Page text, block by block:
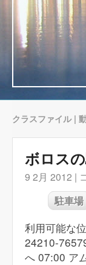
クラスファイル |
ボロス
9 2月 2012 |
駐車場
利用可能な
24210-
へ 07:00 ア